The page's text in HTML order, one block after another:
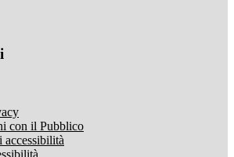
con il Pubblico
accessibilità